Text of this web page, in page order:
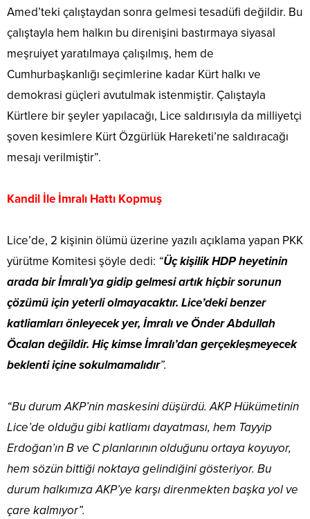
Amed’teki çalıştaydan sonra gelmesi tesadüfi değildir. Bu
çalıştayla hem halkın bu direnişini bastırmaya siyasal
meşruiyet yaratılmaya çalışılmış, hem de
Cumhurbaşkanlığı seçimlerine kadar Kürt halkı ve
demokrasi güçleri avutulmak istenmiştir. Çalıştayla
Kürtlere bir şeyler yapılacağı, Lice saldırısıyla da milliyetçi
şoven kesimlere Kürt Özgürlük Hareketi’ne saldıracağı
mesajı verilmiştir”.
Kandil İle İmralı Hattı Kopmuş
Lice’de, 2 kişinin ölümü üzerine yazılı açıklama yapan PKK
yürütme Komitesi şöyle dedi: “Üç kişilik HDP heyetinin
arada bir İmralı’ya gidip gelmesi artık hiçbir sorunun
çözümü için yeterli olmayacaktır. Lice’deki benzer
katliamları önleyecek yer, İmralı ve Önder Abdullah
Öcalan değildir. Hiç kimse İmralı’dan gerçekleşmeyecek
beklenti içine sokulmamalıdır”.
“Bu durum AKP’nin maskesini düşürdü. AKP Hükümetinin
Lice’de olduğu gibi katliamı dayatması, hem Tayyip
Erdoğan’ın B ve C planlarının olduğunu ortaya koyuyor,
hem sözün bittiği noktaya gelindiğini gösteriyor. Bu
durum halkımıza AKP’ye karşı direnmekten başka yol ve
çare kalmıyor”.